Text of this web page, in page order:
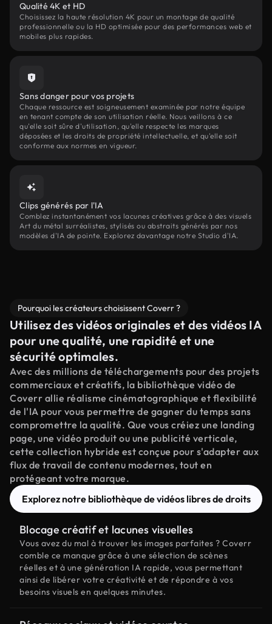
Qualité 4K et HD
Choisissez la haute résolution 4K pour un montage de qualité
professionnelle ou la HD optimisée pour des performances web et
mobiles plus rapides.
Sans danger pour vos projets
Chaque ressource est soigneusement examinée par notre équipe
en tenant compte de son utilisation réelle. Nous veillons à ce
qu'elle soit sûre d'utilisation, qu'elle respecte les marques
déposées et les droits de propriété intellectuelle, et qu'elle soit
conforme aux normes en vigueur.
Clips générés par l'IA
Comblez instantanément vos lacunes créatives grâce à des visuels
Art du métal surréalistes, stylisés ou abstraits générés par nos
modèles d'IA de pointe. Explorez davantage notre Studio d'IA.
Pourquoi les créateurs choisissent Coverr ?
Utilisez des vidéos originales et des vidéos IA
pour une qualité, une rapidité et une
sécurité optimales.
Avec des millions de téléchargements pour des projets
commerciaux et créatifs, la bibliothèque vidéo de
Coverr allie réalisme cinématographique et flexibilité
de l'IA pour vous permettre de gagner du temps sans
compromettre la qualité. Que vous créiez une landing
page, une vidéo produit ou une publicité verticale,
cette collection hybride est conçue pour s'adapter aux
flux de travail de contenu modernes, tout en
protégeant votre marque.
Explorez notre bibliothèque de vidéos libres de droits
Blocage créatif et lacunes visuelles
Vous avez du mal à trouver les images parfaites ? Coverr
comble ce manque grâce à une sélection de scènes
réelles et à une génération IA rapide, vous permettant
ainsi de libérer votre créativité et de répondre à vos
besoins visuels en quelques minutes.